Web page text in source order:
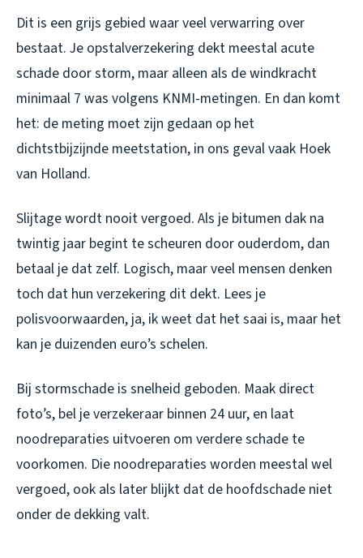
Dit is een grijs gebied waar veel verwarring over
bestaat. Je opstalverzekering dekt meestal acute
schade door storm, maar alleen als de windkracht
minimaal 7 was volgens KNMI-metingen. En dan komt
het: de meting moet zijn gedaan op het
dichtstbijzijnde meetstation, in ons geval vaak Hoek
van Holland.
Slijtage wordt nooit vergoed. Als je bitumen dak na
twintig jaar begint te scheuren door ouderdom, dan
betaal je dat zelf. Logisch, maar veel mensen denken
toch dat hun verzekering dit dekt. Lees je
polisvoorwaarden, ja, ik weet dat het saai is, maar het
kan je duizenden euro’s schelen.
Bij stormschade is snelheid geboden. Maak direct
foto’s, bel je verzekeraar binnen 24 uur, en laat
noodreparaties uitvoeren om verdere schade te
voorkomen. Die noodreparaties worden meestal wel
vergoed, ook als later blijkt dat de hoofdschade niet
onder de dekking valt.